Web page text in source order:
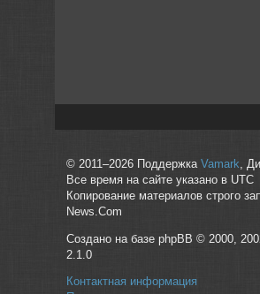
© 2011–2026 Поддержка Vamark,
Все время на сайте указано в UTC
Копирование материалов строго
News.Com
Создано на базе phpBB © 2000,
2.1.0
Контактная информация